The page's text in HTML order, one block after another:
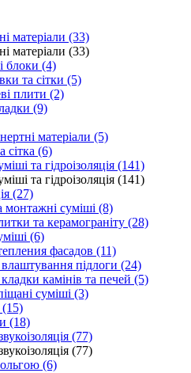
матеріали (33)
матеріали (33)
блоки (4)
та сітки (5)
плити (2)
(9)
матеріали (5)
сітка (6)
та гідроізоляція (141)
та гідроізоляція (141)
(27)
монтажні суміші (8)
та керамограніту (28)
(6)
фасадов (11)
підлоги (24)
камінів та печей (5)
суміші (3)
(18)
(77)
(77)
(6)